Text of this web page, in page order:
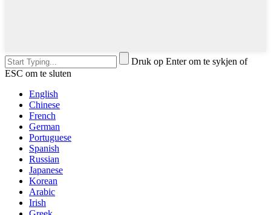
Druk op Enter om te sykjen of
ESC om te sluten
English
Chinese
French
German
Portuguese
Spanish
Russian
Japanese
Korean
Arabic
Irish